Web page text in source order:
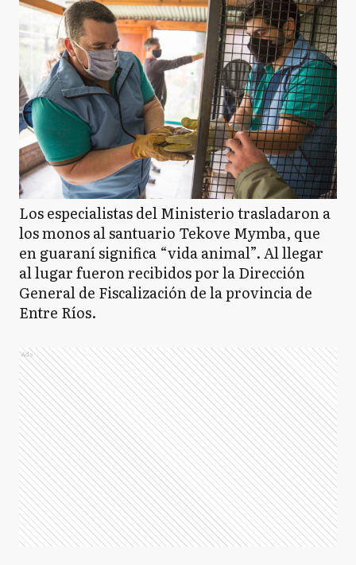
Los especialistas del Ministerio trasladaron a
los monos al santuario Tekove Mymba, que
en guaraní significa “vida animal”. Al llegar
al lugar fueron recibidos por la Dirección
General de Fiscalización de la provincia de
Entre Ríos.
Ads